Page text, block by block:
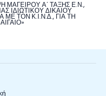
ΜΑΓΕΙΡΟΥ Α΄ ΤΑΞΗΣ Ε.Ν.,
ΙΔΙΩΤΙΚΟΥ ΔΙΚΑΙΟΥ
ΤΟΝ Κ.Ι.Ν.Δ., ΓΙΑ ΤΗ